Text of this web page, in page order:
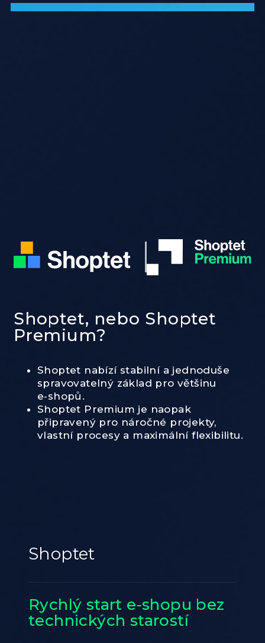
Shoptet, nebo Shoptet
Premium?
Shoptet nabízí stabilní a jednoduše
spravovatelný základ pro většinu
e‑shopů.
Shoptet Premium je naopak
připravený pro náročné projekty,
vlastní procesy a maximální flexibilitu.
Shoptet
Rychlý start e‑shopu bez
technických starostí